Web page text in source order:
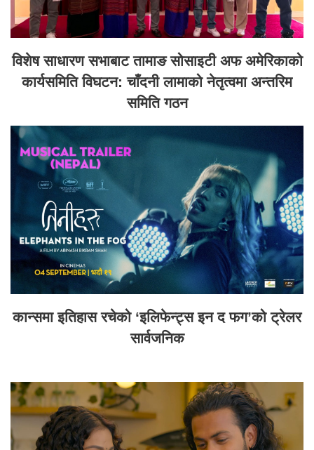
विशेष साधारण सभाबाट तामाङ सोसाइटी अफ अमेरिकाको
कार्यसमिति विघटन: चाँदनी लामाको नेतृत्वमा अन्तरिम
समिति गठन
कान्समा इतिहास रचेको ‘इलिफेन्ट्स इन द फग’को ट्रेलर
सार्वजनिक